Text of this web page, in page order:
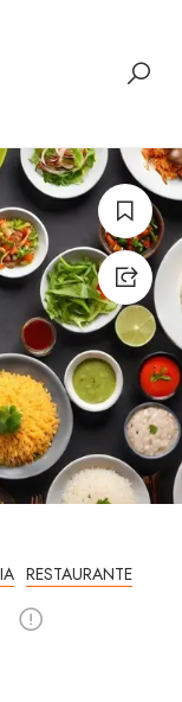
RESTAURANTE